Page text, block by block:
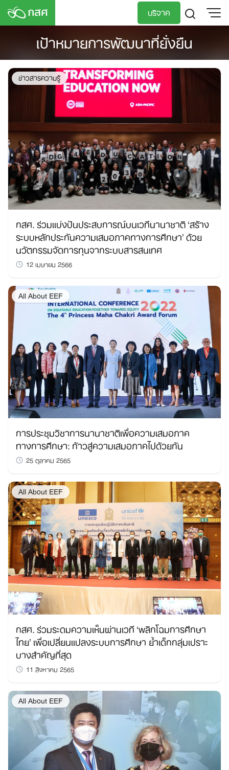
Skip
บริจาค
TH
เป้าหมายการพัฒนาที่ยั่งยืน
ข่าวสารความรู้
กสศ. ร่วมแบ่งปันประสบการณ์บนเวทีนานาชาติ ‘สร้าง
ระบบหลักประกันความเสมอภาคทางการศึกษา’ ด้วย
นวัตกรรมจัดการทุนจากระบบสารสนเทศ
12 เมษายน 2566
All About EEF
การประชุมวิชาการนานาชาติเพื่อความเสมอภาค
ทางการศึกษา: ก้าวสู่ความเสมอภาคไปด้วยกัน
25 ตุลาคม 2565
All About EEF
กสศ. ร่วมระดมความเห็นผ่านเวที ‘พลิกโฉมการศึกษา
ไทย’ เพื่อเปลี่ยนแปลงระบบการศึกษา ย้ำเด็กกลุ่มเปราะ
บางสำคัญที่สุด
11 สิงหาคม 2565
All About EEF